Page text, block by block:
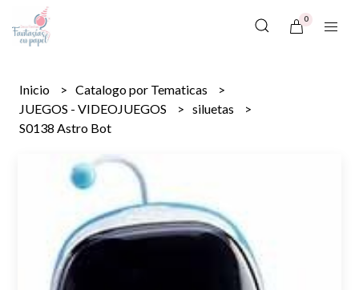
0
Inicio
Catalogo por Tematicas
JUEGOS - VIDEOJUEGOS
siluetas
S0138 Astro Bot